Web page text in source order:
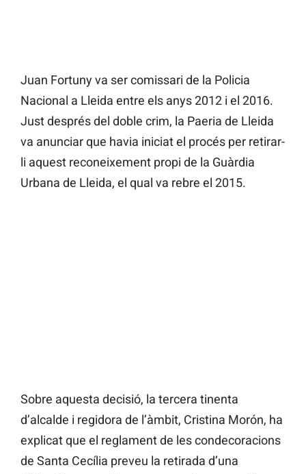
Juan Fortuny va ser comissari de la Policia
Nacional a Lleida entre els anys 2012 i el 2016.
Just després del doble crim, la Paeria de Lleida
va anunciar que havia iniciat el procés per retirar-
li aquest reconeixement propi de la Guàrdia
Urbana de Lleida, el qual va rebre el 2015.
Sobre aquesta decisió, la tercera tinenta
d’alcalde i regidora de l’àmbit, Cristina Morón, ha
explicat que el reglament de les condecoracions
de Santa Cecília preveu la retirada d’una